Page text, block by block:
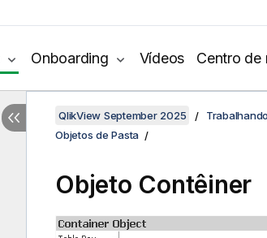
Onboarding Vídeos Centro de
QlikView September 2025
Objetos de Pasta
Objeto Contêiner